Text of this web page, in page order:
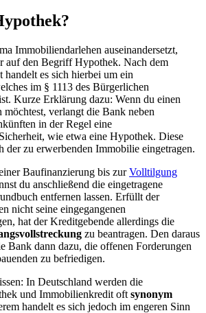
Immobiliendarlehen auseinandersetzt,
auf den Begriff Hypothek. Nach dem
handelt es sich hierbei um ein
im § 1113 des Bürgerlichen
Kurze Erklärung dazu: Wenn du einen
möchtest, verlangt die Bank neben
in der Regel eine
wie etwa eine Hypothek. Diese
der zu erwerbenden Immobilie eingetragen.
Baufinanzierung bis zurVolltilgung
du anschließend die eingetragene
entfernen lassen. Erfüllt der
nicht seine eingegangenen
hat der Kreditgebende allerdings die
zu beantragen. Den daraus
Bank dann dazu, die offenen Forderungen
zu befriedigen.
In Deutschland werden die
und Immobilienkredit oft synonym
handelt es sich jedoch im engeren Sinn